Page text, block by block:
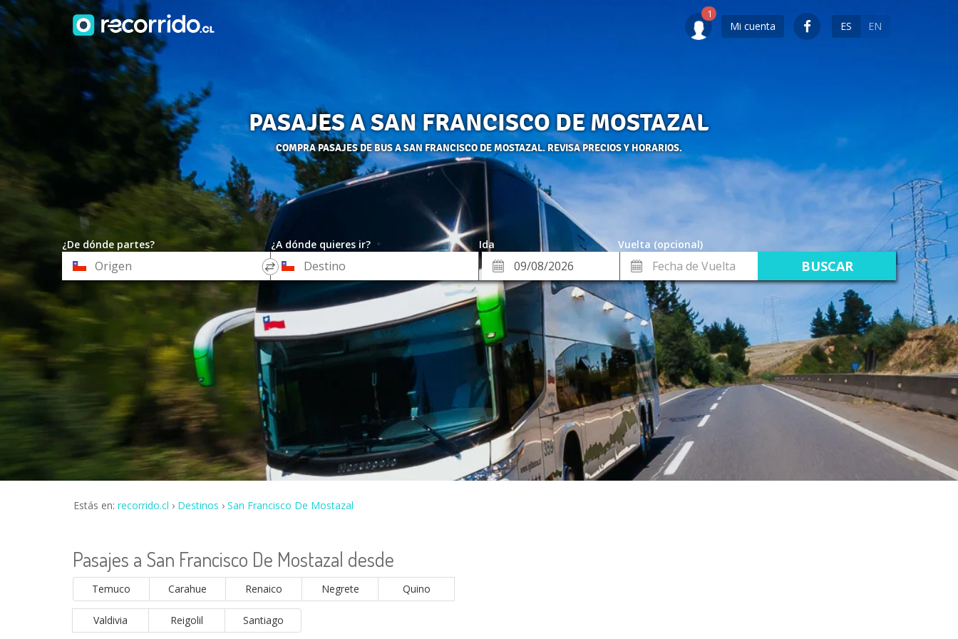
Mi cuenta ES EN
PASAJES A SAN FRANCISCO DE MOSTAZAL
COMPRA PASAJES DE BUS A SAN FRANCISCO DE MOSTAZAL. REVISA PRECIOS Y HORARIOS.
¿De dónde partes? ¿A dónde quieres ir? Ida
Vuelta (opcional)
Origen
*
Destino
*
Fecha
de
Ida
Fecha
de
Vuelta
Estás en: recorrido.cl Destinos San Francisco De Mostazal
Pasajes a San Francisco De Mostazal desde
Temuco Carahue Renaico Negrete Quino
Valdivia Reigolil Santiago